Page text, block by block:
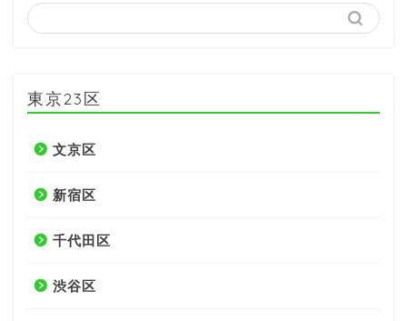
東京23区
文京区
新宿区
千代田区
渋谷区